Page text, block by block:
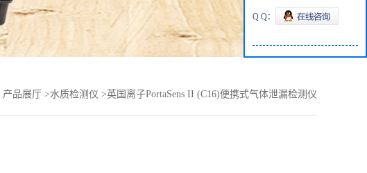
产品展厅 >水质检测仪 >英国离子PortaSens II (C16)便携式气体泄漏检测仪
Q Q：